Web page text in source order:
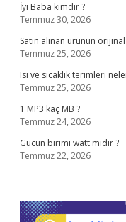
İyi Baba kimdir ?
Temmuz 30, 2026
Satın alınan ürünün
Temmuz 25, 2026
Isı ve sıcaklık terimleri
Temmuz 25, 2026
1 MP3 kaç MB ?
Temmuz 24, 2026
Gücün birimi watt mıdır ?
Temmuz 22, 2026